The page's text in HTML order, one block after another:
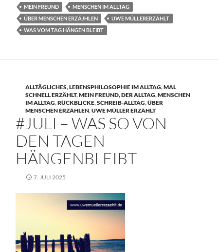
MEIN FREUND
MENSCHEN IM ALLTAG
ÜBER MENSCHEN ERZÄJHLEN
UWE MÜLLERERZÄHLT
WAS VOM TAG HÄNGEN BLEIBT
ALLTÄGLICHES,LEBENSPHILOSOPHIE IM ALLTAG,MAL
SCHNELL ERZÄHLT,MEIN FREUND, DER ALLTAG,MENSCHEN
IM ALLTAG,RÜCKBLICKE,SCHREIB-ALLTAG,ÜBER
MENSCHEN ERZÄHLEN,UWE MÜLLER ERZÄHLT
#JULI – WAS SO VON
DEN TAGEN
HÄNGENBLEIBT
7. JULI 2025